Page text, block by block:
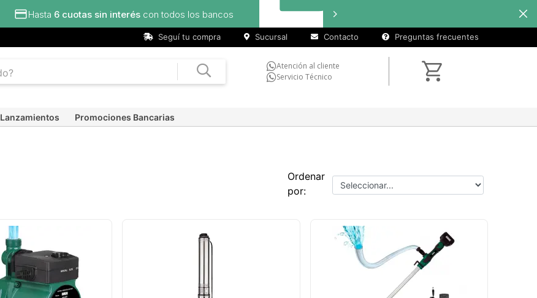
Hasta 6 cuotas sin interés con todos los bancos
Seguí tu compra Sucursal Contacto Preguntas frecuentes
Atención al cliente
Servicio Técnico
Lanzamientos Promociones Bancarias
Ordenar
por: